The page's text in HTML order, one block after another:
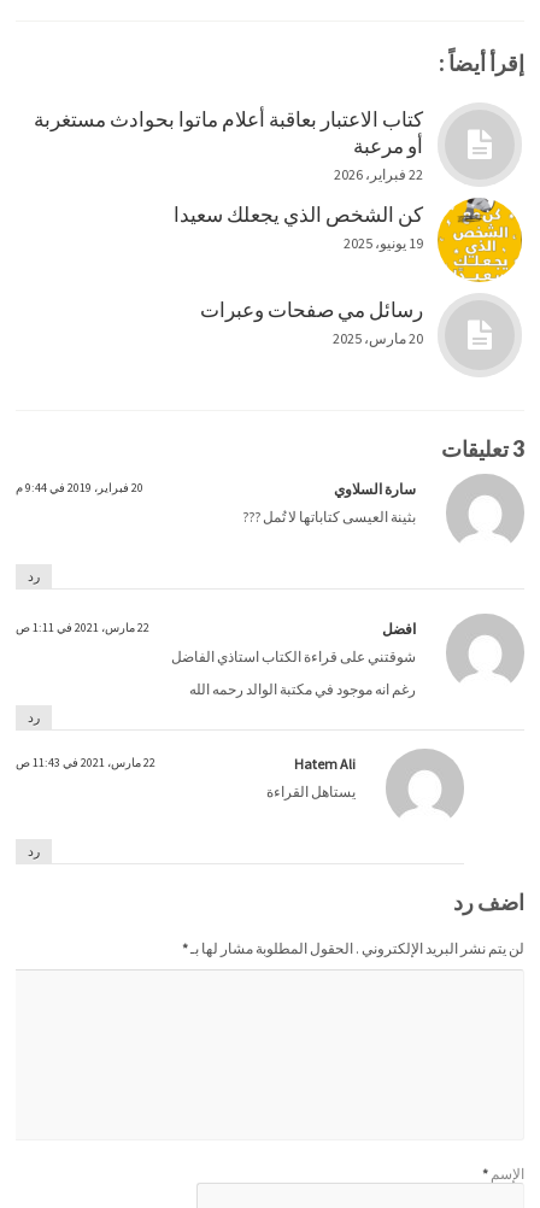
إقرأ أيضاً :
كتاب الاعتبار بعاقبة أعلام ماتوا بحوادث مستغربة
أو مرعبة
22 فبراير، 2026
كن الشخص الذي يجعلك سعيدا
19 يونيو، 2025
رسائل مي صفحات وعبرات
20 مارس، 2025
3 تعليقات
سارة السلاوي 20 فبراير، 2019 في 9:44 م
بثينة العيسى كتاباتها لا تُمل ???
رد
افضل 22 مارس، 2021 في 1:11 ص
شوقتني على قراءة الكتاب استاذي الفاضل
رغم انه موجود في مكتبة الوالد رحمه الله
رد
Hatem Ali 22 مارس، 2021 في 11:43 ص
يستاهل القراءة
رد
اضف رد
لن يتم نشر البريد الإلكتروني . الحقول المطلوبة مشار لها بـ*
الإسم *